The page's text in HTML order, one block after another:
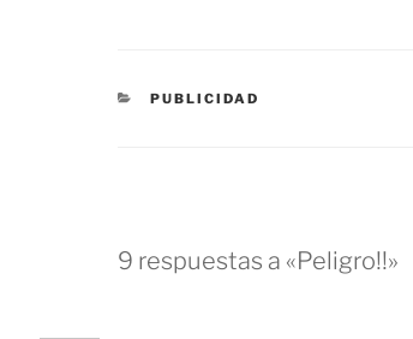
CATEGORÍAS
PUBLICIDAD
9 respuestas a «Peligro!!»